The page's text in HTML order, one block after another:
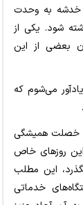
خدشه به وحدت
شود. یکی از
بعضی از این
اهمیت حضور در مراسم روز قدس ۱۴۴۷ را یادآور می‌شوم که
خصلت همیشگی
این روزهای خاص
این مطلب
خدماتی